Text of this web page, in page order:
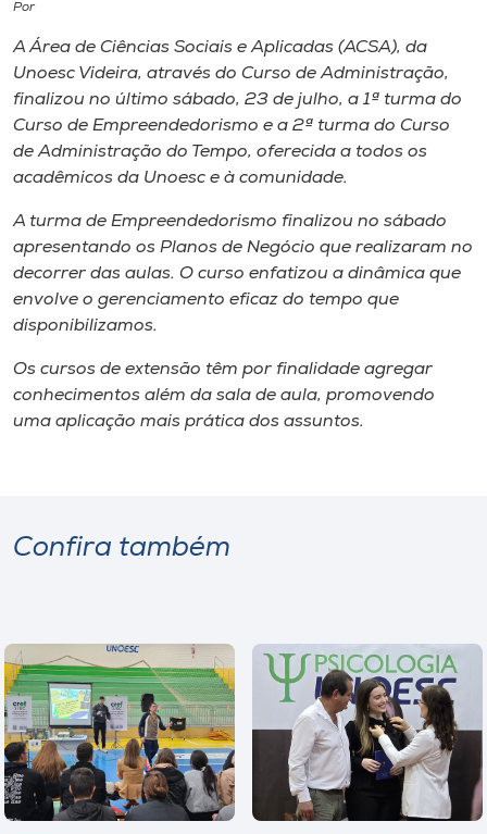
Cultura
CPA
Biblioteca
Editora
Rádio
Unoesc
Selecione
A+
A-
Por
A Área de Ciências Sociais e Aplicadas (ACSA), da
Unoesc Videira, através do Curso de Administração,
finalizou no último sábado, 23 de julho, a 1ª turma do
Curso de Empreendedorismo e a 2ª turma do Curso
de Administração do Tempo, oferecida a todos os
acadêmicos da Unoesc e à comunidade.
A turma de Empreendedorismo finalizou no sábado
apresentando os Planos de Negócio que realizaram no
decorrer das aulas. O curso enfatizou a dinâmica que
envolve o gerenciamento eficaz do tempo que
disponibilizamos.
Os cursos de extensão têm por finalidade agregar
conhecimentos além da sala de aula, promovendo
uma aplicação mais prática dos assuntos.
Confira também